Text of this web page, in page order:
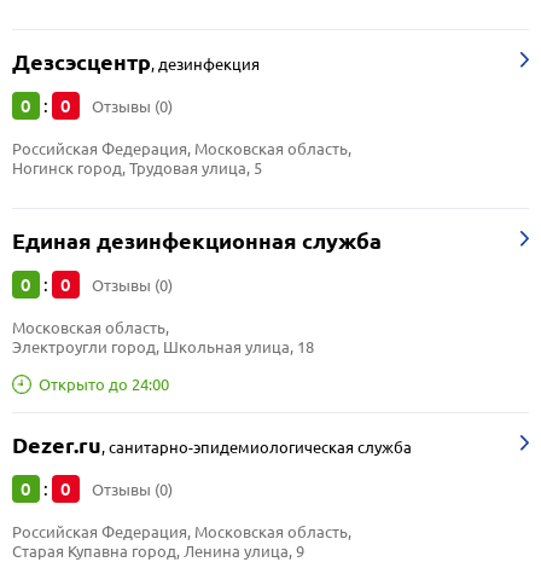
Дезсэсцентр, дезинфекция
0 : 0 Отзывы (0)
Российская Федерация, Московская область,
Ногинск город, Трудовая улица, 5
Единая дезинфекционная служба
0 : 0 Отзывы (0)
Открыто до 24:00
Московская область,
Электроугли город, Школьная улица, 18
Dezer.ru,санитарно-эпидемиологическая служба
0 : 0 Отзывы (0)
Российская Федерация, Московская область,
Старая Купавна город, Ленина улица, 9